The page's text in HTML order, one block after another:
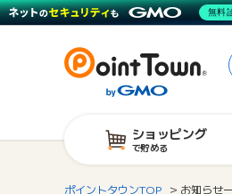
ショッピング
で貯める
ポイントタウンTOP お知らせ
無料